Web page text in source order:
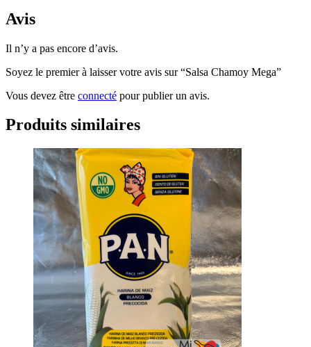
Avis
Il n’y a pas encore d’avis.
Soyez le premier à laisser votre avis sur “Salsa Chamoy Mega”
Vous devez être connecté pour publier un avis.
Produits similaires